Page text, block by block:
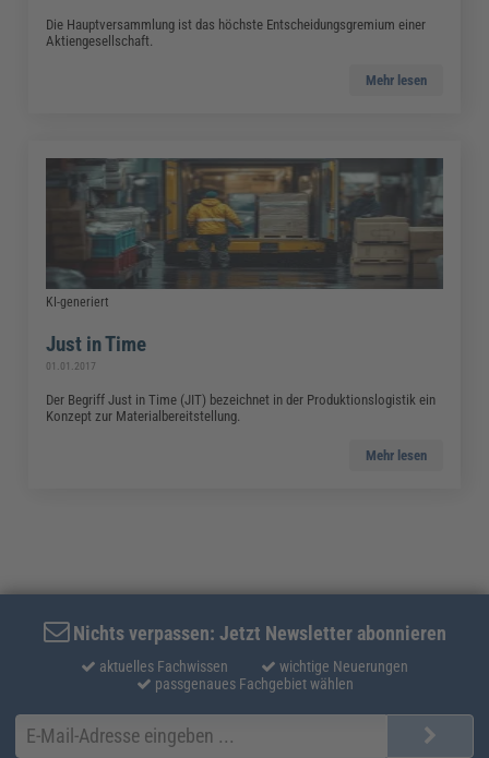
Die Hauptversammlung ist das höchste Entscheidungsgremium einer
Aktiengesellschaft.
Mehr lesen
KI-generiert
Just in Time
01.01.2017
Der Begriff Just in Time (JIT) bezeichnet in der Produktionslogistik ein
Konzept zur Materialbereitstellung.
Mehr lesen
Nichts verpassen: Jetzt Newsletter abonnieren
aktuelles Fachwissen
wichtige Neuerungen
passgenaues Fachgebiet wählen